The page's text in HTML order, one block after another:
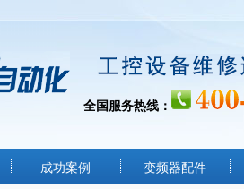
全国服务热线：
成功案例 变频器配件